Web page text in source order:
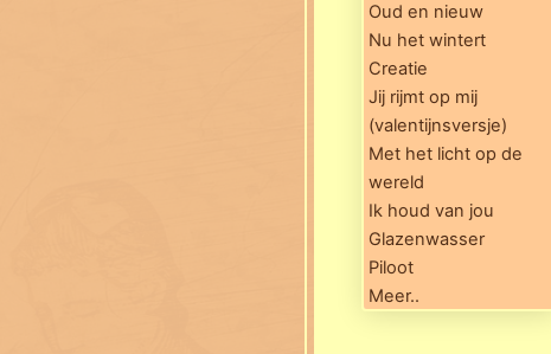
Oud en nieuw
Nu het wintert
Creatie
Jij rijmt op mij
(valentijnsversje)
Met het licht op de
wereld
Ik houd van jou
Glazenwasser
Piloot
Meer..